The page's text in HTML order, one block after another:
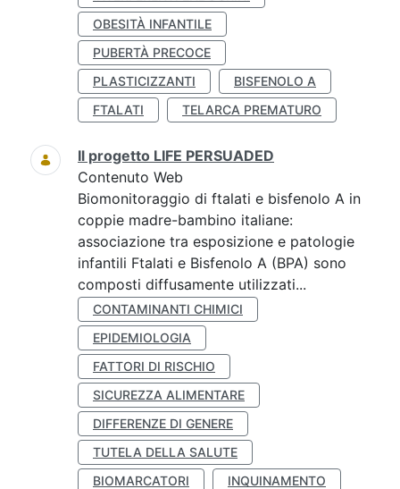
OBESITÀ INFANTILE
PUBERTÀ PRECOCE
PLASTICIZZANTI
BISFENOLO A
FTALATI
TELARCA PREMATURO
Il progetto LIFE PERSUADED
Contenuto Web
Biomonitoraggio di ftalati e bisfenolo A in
coppie madre-bambino italiane:
associazione tra esposizione e patologie
infantili Ftalati e Bisfenolo A (BPA) sono
composti diffusamente utilizzati...
CONTAMINANTI CHIMICI
EPIDEMIOLOGIA
FATTORI DI RISCHIO
SICUREZZA ALIMENTARE
DIFFERENZE DI GENERE
TUTELA DELLA SALUTE
BIOMARCATORI
INQUINAMENTO